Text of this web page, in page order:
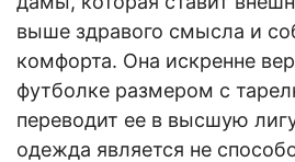
выше здравого смысла и
комфорта. Она искренне
футболке размером с
переводит ее в высшую
одежда является не